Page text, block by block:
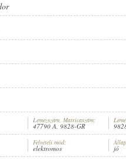
Lemezszám, Matricaszám:
47790 A, 9828-GR
Felvételi mód:
elektromos jó